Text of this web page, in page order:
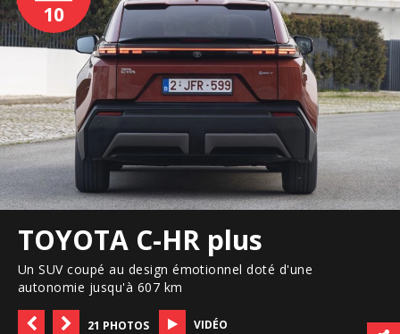
10
TOYOTA C-HR plus
Un SUV coupé au design émotionnel doté d'une
autonomie jusqu'à 607 km
21 PHOTOS VIDÉO